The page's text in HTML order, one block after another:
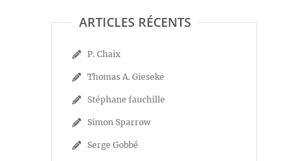
ARTICLES RÉCENTS
P. Chaix
Thomas A. Gieseke
Stéphane fauchille
Simon Sparrow
Serge Gobbé